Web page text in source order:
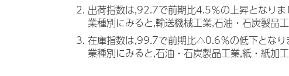
出荷指数は,92.7で前期比4.5％の上昇となりま
業種別にみると,輸送機械工業,石油・石炭製品
在庫指数は,99.7で前期比△0.6％の低下となり
業種別にみると,石油・石炭製品工業,紙・紙加